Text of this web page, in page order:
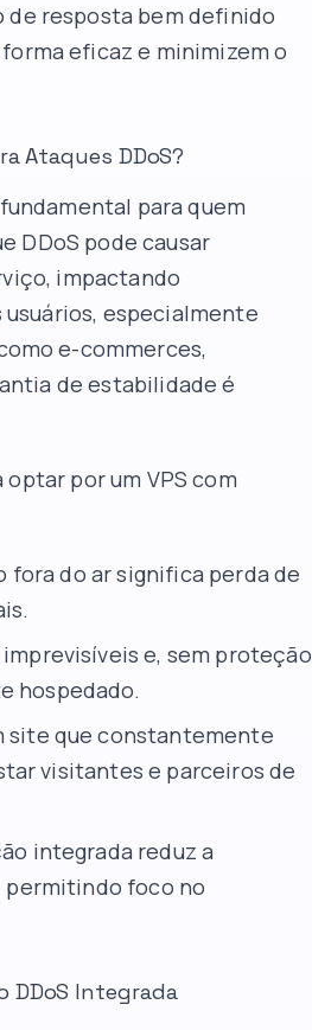
de resposta bem definido
eficaz e minimizem o
Ataques DDoS?
para quem
DDoS pode causar
impactando
especialmente
e-commerces,
de estabilidade é
por um VPS com
fora do ar significa perda de
e, sem proteção
hospedado.
site que constantemente
visitantes e parceiros de
integrada reduz a
permitindo foco no
DDoS Integrada